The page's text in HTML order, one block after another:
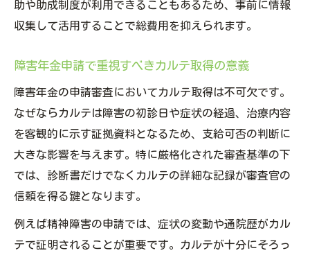
助や助成制度が利用できることもあるため、事前に情報
収集して活用することで総費用を抑えられます。
障害年金申請で重視すべきカルテ取得の意義
障害年金の申請審査においてカルテ取得は不可欠です。
なぜならカルテは障害の初診日や症状の経過、治療内容
を客観的に示す証拠資料となるため、支給可否の判断に
大きな影響を与えます。特に厳格化された審査基準の下
では、診断書だけでなくカルテの詳細な記録が審査官の
信頼を得る鍵となります。
例えば精神障害の申請では、症状の変動や通院歴がカル
テで証明されることが重要です。カルテが十分にそろっ